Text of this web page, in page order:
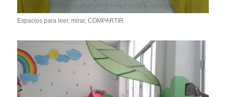
Espacios para leer, mirar, COMPARTIR